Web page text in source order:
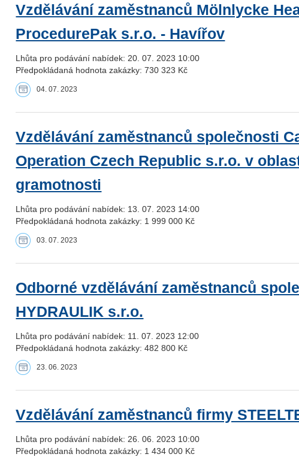
Vzdělávání zaměstnanců Mölnlycke
ProcedurePak s.r.o. - Havířov
Lhůta pro podávání nabídek: 20. 07. 2023 10:00
Předpokládaná hodnota zakázky: 730 323 Kč
04. 07. 2023
Vzdělávání zaměstnanců společnosti
Operation Czech Republic s.r.o. v
gramotnosti
Lhůta pro podávání nabídek: 13. 07. 2023 14:00
Předpokládaná hodnota zakázky: 1 999 000 Kč
03. 07. 2023
Odborné vzdělávání zaměstnanců
HYDRAULIK s.r.o.
Lhůta pro podávání nabídek: 11. 07. 2023 12:00
Předpokládaná hodnota zakázky: 482 800 Kč
23. 06. 2023
Vzdělávání zaměstnanců firmy
Lhůta pro podávání nabídek: 26. 06. 2023 10:00
Předpokládaná hodnota zakázky: 1 434 000 Kč